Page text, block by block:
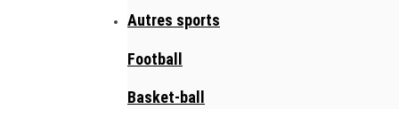
Autres sports
Football
Basket-ball